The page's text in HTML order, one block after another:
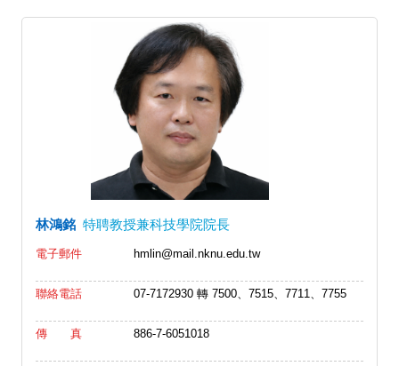
林鴻銘 特聘教授兼科技學院院長
電子郵件 hmlin@mail.nknu.edu.tw
聯絡電話 07-7172930 轉 7500、7515、7711、7755
傳 真 886-7-6051018